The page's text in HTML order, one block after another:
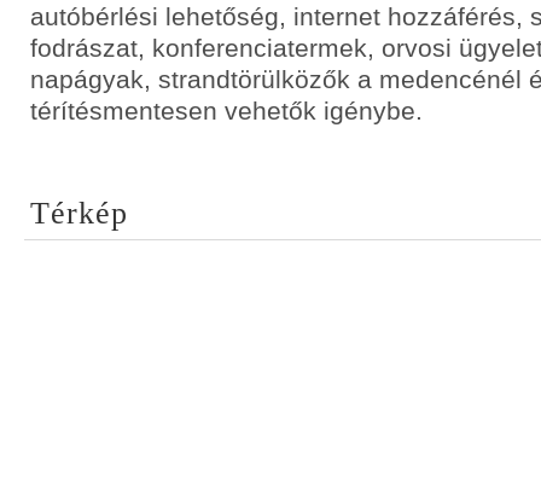
autóbérlési lehetőség, internet hozzáférés,
fodrászat, konferenciatermek, orvosi
napágyak, strandtörülközők a medencénél
térítésmentesen vehetők igénybe.
Térkép